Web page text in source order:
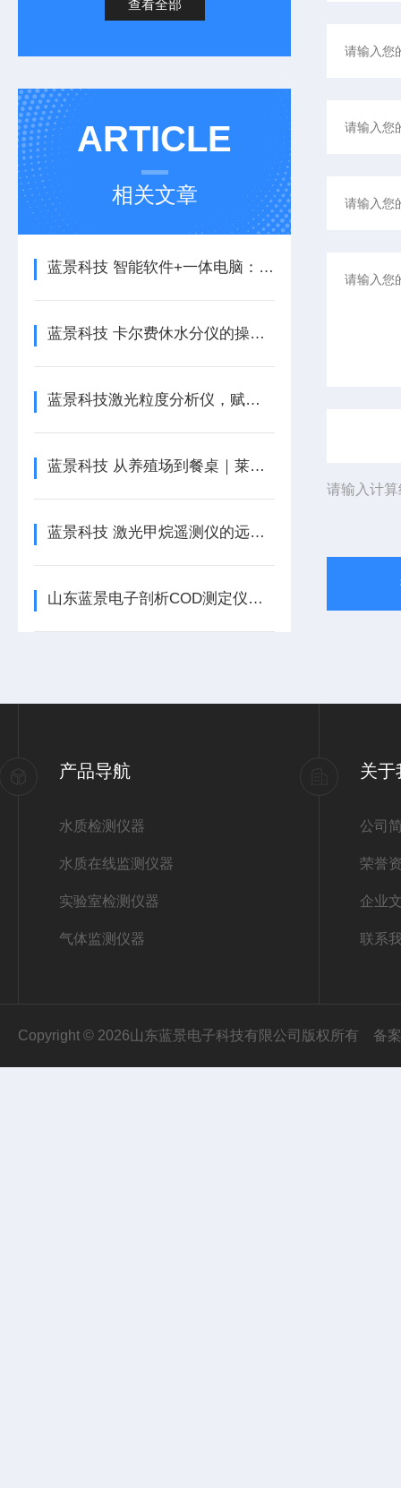
查看全部
ARTICLE
相关文章
蓝景科技 智能软件+一体电脑：凝胶分析的“全集成”体验
蓝景科技 卡尔费休水分仪的操作指南与注意事项
蓝景科技激光粒度分析仪，赋能颗粒材料品质升级
蓝景科技 从养殖场到餐桌｜莱克多巴胺检测仪如何织密“全链条监管网”？
蓝景科技 激光甲烷遥测仪的远距离光路衰减补偿机制
山东蓝景电子剖析COD测定仪工作原理
请输入计
产品导航
水质检测仪器
水质在线监测仪器
实验室检测仪器
气体监测仪器
关于
公司
荣誉
企业
联系
Copyright © 2026山东蓝景电子科技有限公司版权所有 备